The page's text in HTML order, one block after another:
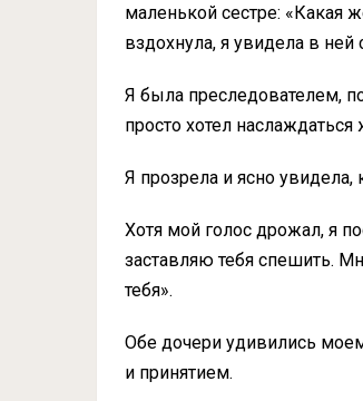
маленькой сестре: «Какая
вздохнула, я увидела в ней
Я была преследователем,
просто хотел
Я прозрела и ясно
Хотя мой голос дрожал, я
заставляю тебя спешить.
тебя».
Обе дочери удивились
и принятием.